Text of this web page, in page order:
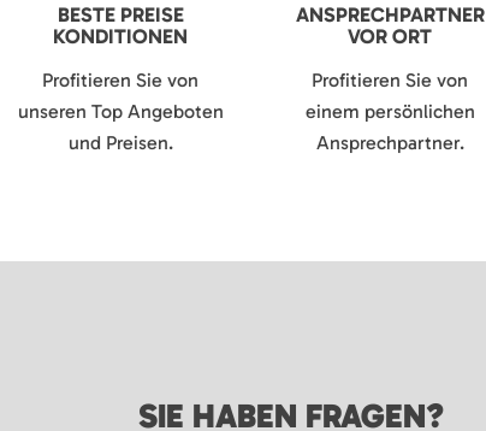
BESTE PREISE
KONDITIONEN
Profitieren Sie von
unseren Top Angeboten
und Preisen.
ANSPRECHPARTNER
VOR ORT
Profitieren Sie von
einem persönlichen
Ansprechpartner.
SIE HABEN FRAGEN?